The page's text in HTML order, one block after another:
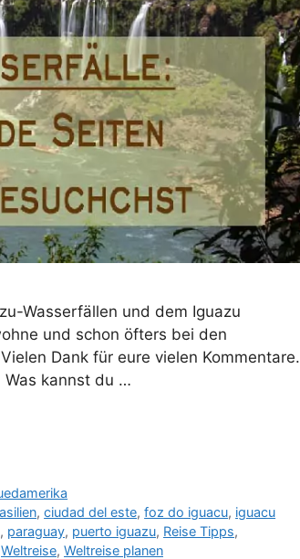
Wasserfällen und dem Iguazu
und schon öfters bei den
Dank für eure vielen Kommentare.
Was kannst du …
,ciudad del este,foz do iguacu, iguacu
, paraguay, puerto iguazu, Reise Tipps,
Weltreise, Weltreise planen